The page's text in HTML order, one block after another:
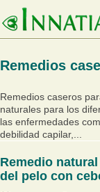
Remedios
Remedios caseros
naturales para los
las enfermedades
debilidad capilar,...
Remedio
del pelo con